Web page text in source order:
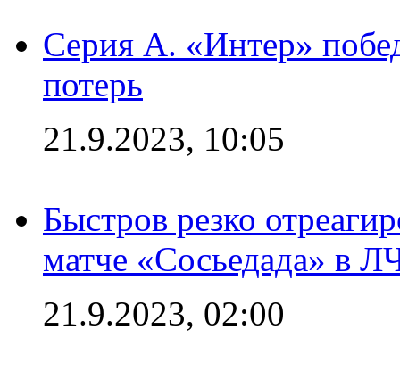
Серия А. «Интер»
потерь
21.9.2023, 10:05
Быстров резко
матче «Сосьедада» в
21.9.2023, 02:00